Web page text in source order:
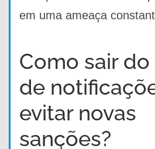
em uma ameaça
Como sair
de
evitar novas
sanções?